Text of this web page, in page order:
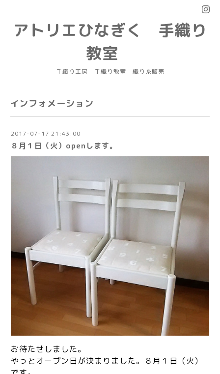
アトリエひなぎく 手織り
教室
手織り工房 手織り教室 織り糸販売
インフォメーション
2017-07-17 21:43:00
８月１日（火）openします。
お待たせしました。
やっとオープン日が決まりました。８月１日（火）